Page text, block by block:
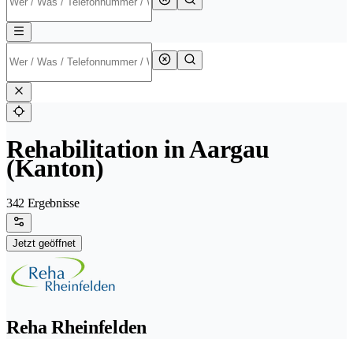
Rehabilitation in Aargau
(Kanton)
342 Ergebnisse
Jetzt geöffnet
Reha Rheinfelden